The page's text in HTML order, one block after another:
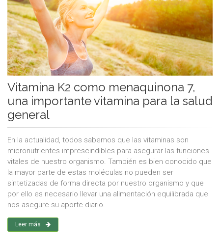
Vitamina K2 como menaquinona 7,
una importante vitamina para la salud
general
En la actualidad, todos sabemos que las vitaminas son
micronutrientes imprescindibles para asegurar las funciones
vitales de nuestro organismo. También es bien conocido que
la mayor parte de estas moléculas no pueden ser
sintetizadas de forma directa por nuestro organismo y que
por ello es necesario llevar una alimentación equilibrada que
nos asegure su aporte diario.
Leer más